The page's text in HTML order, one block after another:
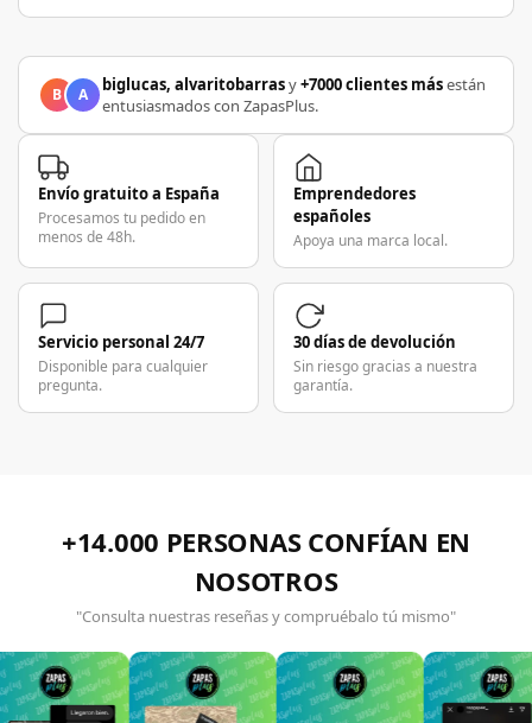
B A biglucas, alvaritobarrasy+7000 clientes másestán
entusiasmados con ZapasPlus.
Envío gratuito a España
Procesamos tu pedido en
menos de 48h.
Emprendedores
españoles
Apoya una marca local.
Servicio personal 24/7
Disponible para cualquier
pregunta.
30 días de devolución
Sin riesgo gracias a nuestra
garantía.
+14.000 PERSONAS CONFÍAN EN
NOSOTROS
"Consulta nuestras reseñas y compruébalo tú mismo"